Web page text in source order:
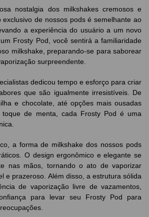
nostalgia dos milkshakes cremosos e
de nossos pods é semelhante ao
a experiência do usuário a um novo
Frosty Pod, você sentirá a familiaridade
milkshake, preparando-se para saborear
surpreendente.
dedicou tempo e esforço para criar
que são igualmente irresistíveis. De
e chocolate, até opções mais ousadas
toque de menta, cada Frosty Pod é uma
a forma de milkshake dos nossos pods
O design ergonômico e elegante se
nas mãos, tornando o ato de vaporizar
e prazeroso. Além disso, a estrutura sólida
de vaporização livre de vazamentos,
para levar seu Frosty Pod para